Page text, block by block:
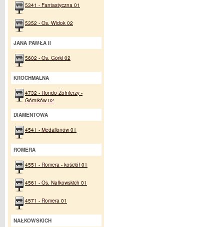
5341 - Fantastyczna 01
5352 - Os. Widok 02
JANA PAWŁA II
5602 - Os. Górki 02
KROCHMALNA
4732 - Rondo Żołnierzy -
Górników 02
DIAMENTOWA
4541 - Medalionów 01
ROMERA
4551 - Romera - kościół 01
4561 - Os. Nałkowskich 01
4571 - Romera 01
NAŁKOWSKICH